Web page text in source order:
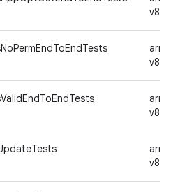
v8a
v8a
v8a
v8a